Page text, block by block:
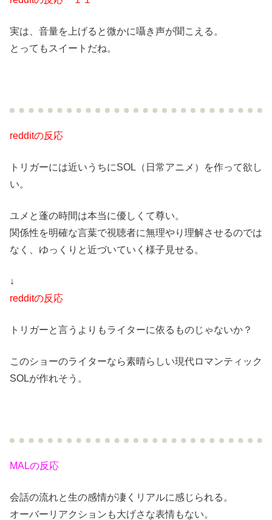
実は、音量を上げると微かに囁き声が聞こえる。
とってもスイートだね。
redditの反応
トリガーには近いうちにSOL（日常アニメ）を作って欲し
い。
ユメと蓬の時間は本当に優しくて尊い。
関係性を明確な言葉で視聴者に無理やり理解させるのでは
なく、ゆっくりと近づいていく様子見せる。
↓
redditの反応
トリガーと言うよりもライターに依るものじゃないか？
このショーのライターなら素晴らしい現代ロマンティック
SOLが作れそう。
MALの反応
会話の流れと生の感情が凄くリアルに感じられる。
オーバーリアクションも大げさな表情もない。